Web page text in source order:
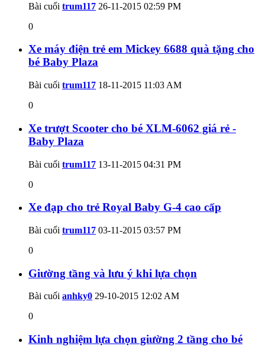
Bài cuối trum117 26-11-2015 02:59 PM
0
Xe máy điện trẻ em Mickey 6688 quà tặng cho
bé Baby Plaza
Bài cuối trum117 18-11-2015 11:03 AM
0
Xe trượt Scooter cho bé XLM-6062 giá rẻ -
Baby Plaza
Bài cuối trum117 13-11-2015 04:31 PM
0
Xe đạp cho trẻ Royal Baby G-4 cao cấp
Bài cuối trum117 03-11-2015 03:57 PM
0
Giường tầng và lưu ý khi lựa chọn
Bài cuối anhky0 29-10-2015 12:02 AM
0
Kinh nghiệm lựa chọn giường 2 tầng cho bé